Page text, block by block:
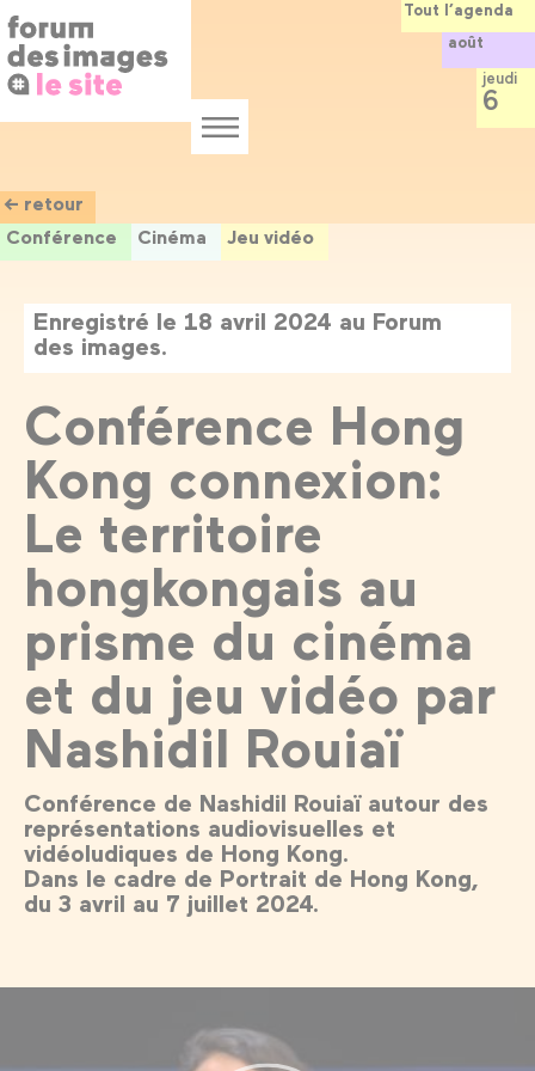
au
contenu
principal
Menu
← retour
Conférence
Cinéma Jeu vidéo
Enregistré le 18 avril 2024 au Forum
des images.
Conférence Hong
Kong connexion:
Le territoire
hongkongais au
prisme du cinéma
et du jeu vidéo par
Nashidil Rouiaï
Conférence de Nashidil Rouiaï autour des
représentations audiovisuelles et
vidéoludiques de Hong Kong.
Dans le cadre de Portrait de Hong Kong,
du 3 avril au 7 juillet 2024.
Tout l’agenda
août
jeudi
6